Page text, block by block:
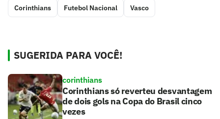
Corinthians Futebol Nacional Vasco
SUGERIDA PARA VOCÊ!
corinthians
Corinthians só reverteu desvantagem
de dois gols na Copa do Brasil cinco
vezes